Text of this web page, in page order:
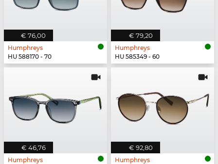
€ 76,00
Humphreys
HU 588170 - 70
€ 79,20
Humphreys
HU 585349 - 60
€ 46,76
Humphreys
€ 92,80
Humphreys